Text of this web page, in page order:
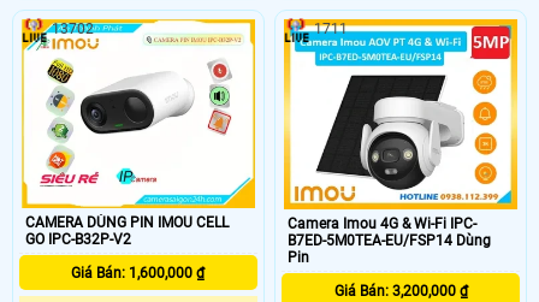
CAMERA DÙNG PIN IMOU CELL
GO IPC-B32P-V2
Giá Bán: 1,600,000 ₫
13702
Camera Imou 4G & Wi-Fi IPC-
B7ED-5M0TEA-EU/FSP14 Dùng
Pin
Giá Bán: 3,200,000 ₫
1711